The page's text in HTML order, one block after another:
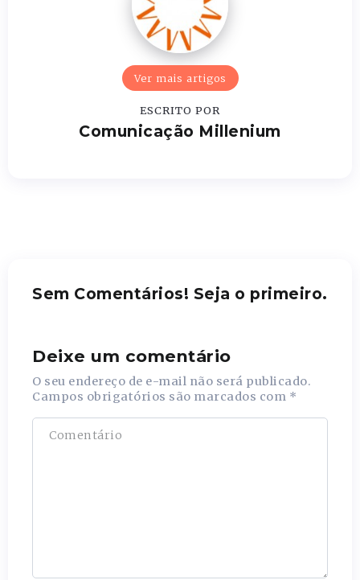
Ver mais artigos
ESCRITO POR
Comunicação Millenium
Sem Comentários! Seja o primeiro.
Deixe um comentário
O seu endereço de e-mail não será publicado.
Campos obrigatórios são marcados com *